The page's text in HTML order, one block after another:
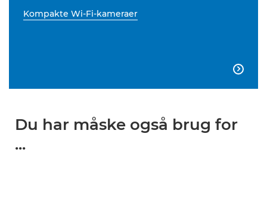
Kompakte Wi-Fi-kameraer

Du har måske også brug for
...